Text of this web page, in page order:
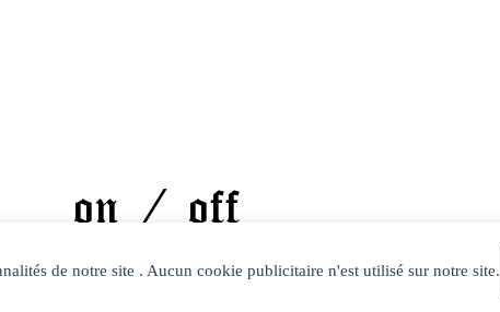
de notre site . Aucun cookie publicitaire n'est utilisé sur notre site.
on / off